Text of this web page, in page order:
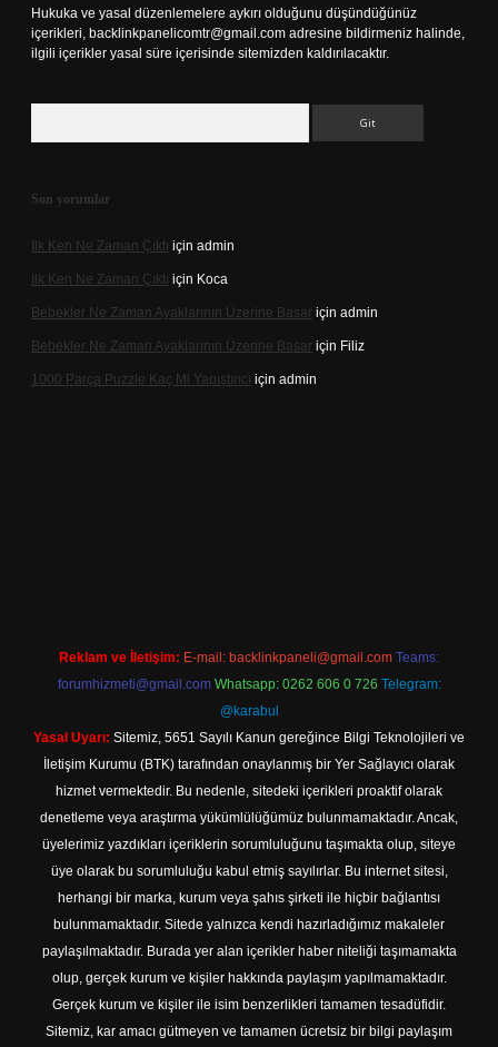
Hukuka ve yasal düzenlemelere aykırı olduğunu düşündüğünüz
içerikleri, backlinkpanelicomtr@gmail.com adresine bildirmeniz halinde,
ilgili içerikler yasal süre içerisinde sitemizden kaldırılacaktır.
Son yorumlar
Ilk Ken Ne Zaman Çıktı için admin
Ilk Ken Ne Zaman Çıktı için Koca
Bebekler Ne Zaman Ayaklarının Üzerine Basar için admin
Bebekler Ne Zaman Ayaklarının Üzerine Basar için Filiz
1000 Parça Puzzle Kaç Ml Yapıştırıcı için admin
Reklam ve İletişim: E-mail: backlinkpaneli@gmail.com Teams:
forumhizmeti@gmail.com Whatsapp: 0262 606 0 726 Telegram:
@karabul
Yasal Uyarı: Sitemiz, 5651 Sayılı Kanun gereğince Bilgi Teknolojileri ve
İletişim Kurumu (BTK) tarafından onaylanmış bir Yer Sağlayıcı olarak
hizmet vermektedir. Bu nedenle, sitedeki içerikleri proaktif olarak
denetleme veya araştırma yükümlülüğümüz bulunmamaktadır. Ancak,
üyelerimiz yazdıkları içeriklerin sorumluluğunu taşımakta olup, siteye
üye olarak bu sorumluluğu kabul etmiş sayılırlar. Bu internet sitesi,
herhangi bir marka, kurum veya şahıs şirketi ile hiçbir bağlantısı
bulunmamaktadır. Sitede yalnızca kendi hazırladığımız makaleler
paylaşılmaktadır. Burada yer alan içerikler haber niteliği taşımamakta
olup, gerçek kurum ve kişiler hakkında paylaşım yapılmamaktadır.
Gerçek kurum ve kişiler ile isim benzerlikleri tamamen tesadüfidir.
Sitemiz, kar amacı gütmeyen ve tamamen ücretsiz bir bilgi paylaşım